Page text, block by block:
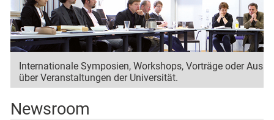
Internationale Symposien, Workshops, Vorträge oder
über Veranstaltungen der Universität.
Newsroom
Newsroom